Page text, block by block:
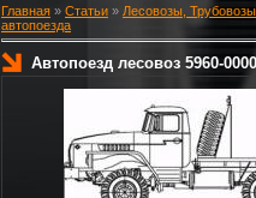
Главная » Статьи » Лесовозы,
автопоезда
Автопоезд лесовоз 5960-